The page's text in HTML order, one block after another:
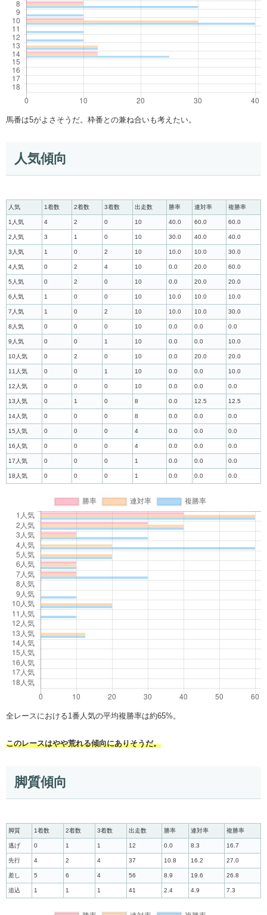
馬番は5がよさそうだ。枠番との兼ね合いも考えたい。
人気傾向
人気 1着数 2着数 3着数 出走数 勝率 連対率 複勝率
1人気 4 2 0 10 40.0 60.0 60.0
2人気 3 1 0 10 30.0 40.0 40.0
3人気 1 0 2 10 10.0 10.0 30.0
4人気 0 2 4 10 0.0 20.0 60.0
5人気 0 2 0 10 0.0 20.0 20.0
6人気 1 0 0 10 10.0 10.0 10.0
7人気 1 0 2 10 10.0 10.0 30.0
8人気 0 0 0 10 0.0 0.0 0.0
9人気 0 0 1 10 0.0 0.0 10.0
10人気 0 2 0 10 0.0 20.0 20.0
11人気 0 0 1 10 0.0 0.0 10.0
12人気 0 0 0 10 0.0 0.0 0.0
13人気 0 1 0 8 0.0 12.5 12.5
14人気 0 0 0 8 0.0 0.0 0.0
15人気 0 0 0 4 0.0 0.0 0.0
16人気 0 0 0 4 0.0 0.0 0.0
17人気 0 0 0 1 0.0 0.0 0.0
18人気 0 0 0 1 0.0 0.0 0.0
全レースにおける1番人気の平均複勝率は約65%。
このレースはやや荒れる傾向にありそうだ。
脚質傾向
脚質 1着数 2着数 3着数 出走数 勝率 連対率 複勝率
逃げ 0 1 1 12 0.0 8.3 16.7
先行 4 2 4 37 10.8 16.2 27.0
差し 5 6 4 56 8.9 19.6 26.8
追込 1 1 1 41 2.4 4.9 7.3